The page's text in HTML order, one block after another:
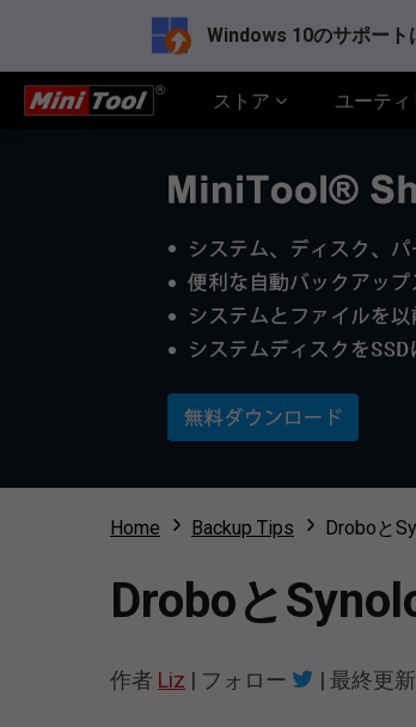
Windows 10のサポート
ストア ユーティ
Home Backup Tips Droboと
Droboと
作者 Liz | フォロー | 最終更新